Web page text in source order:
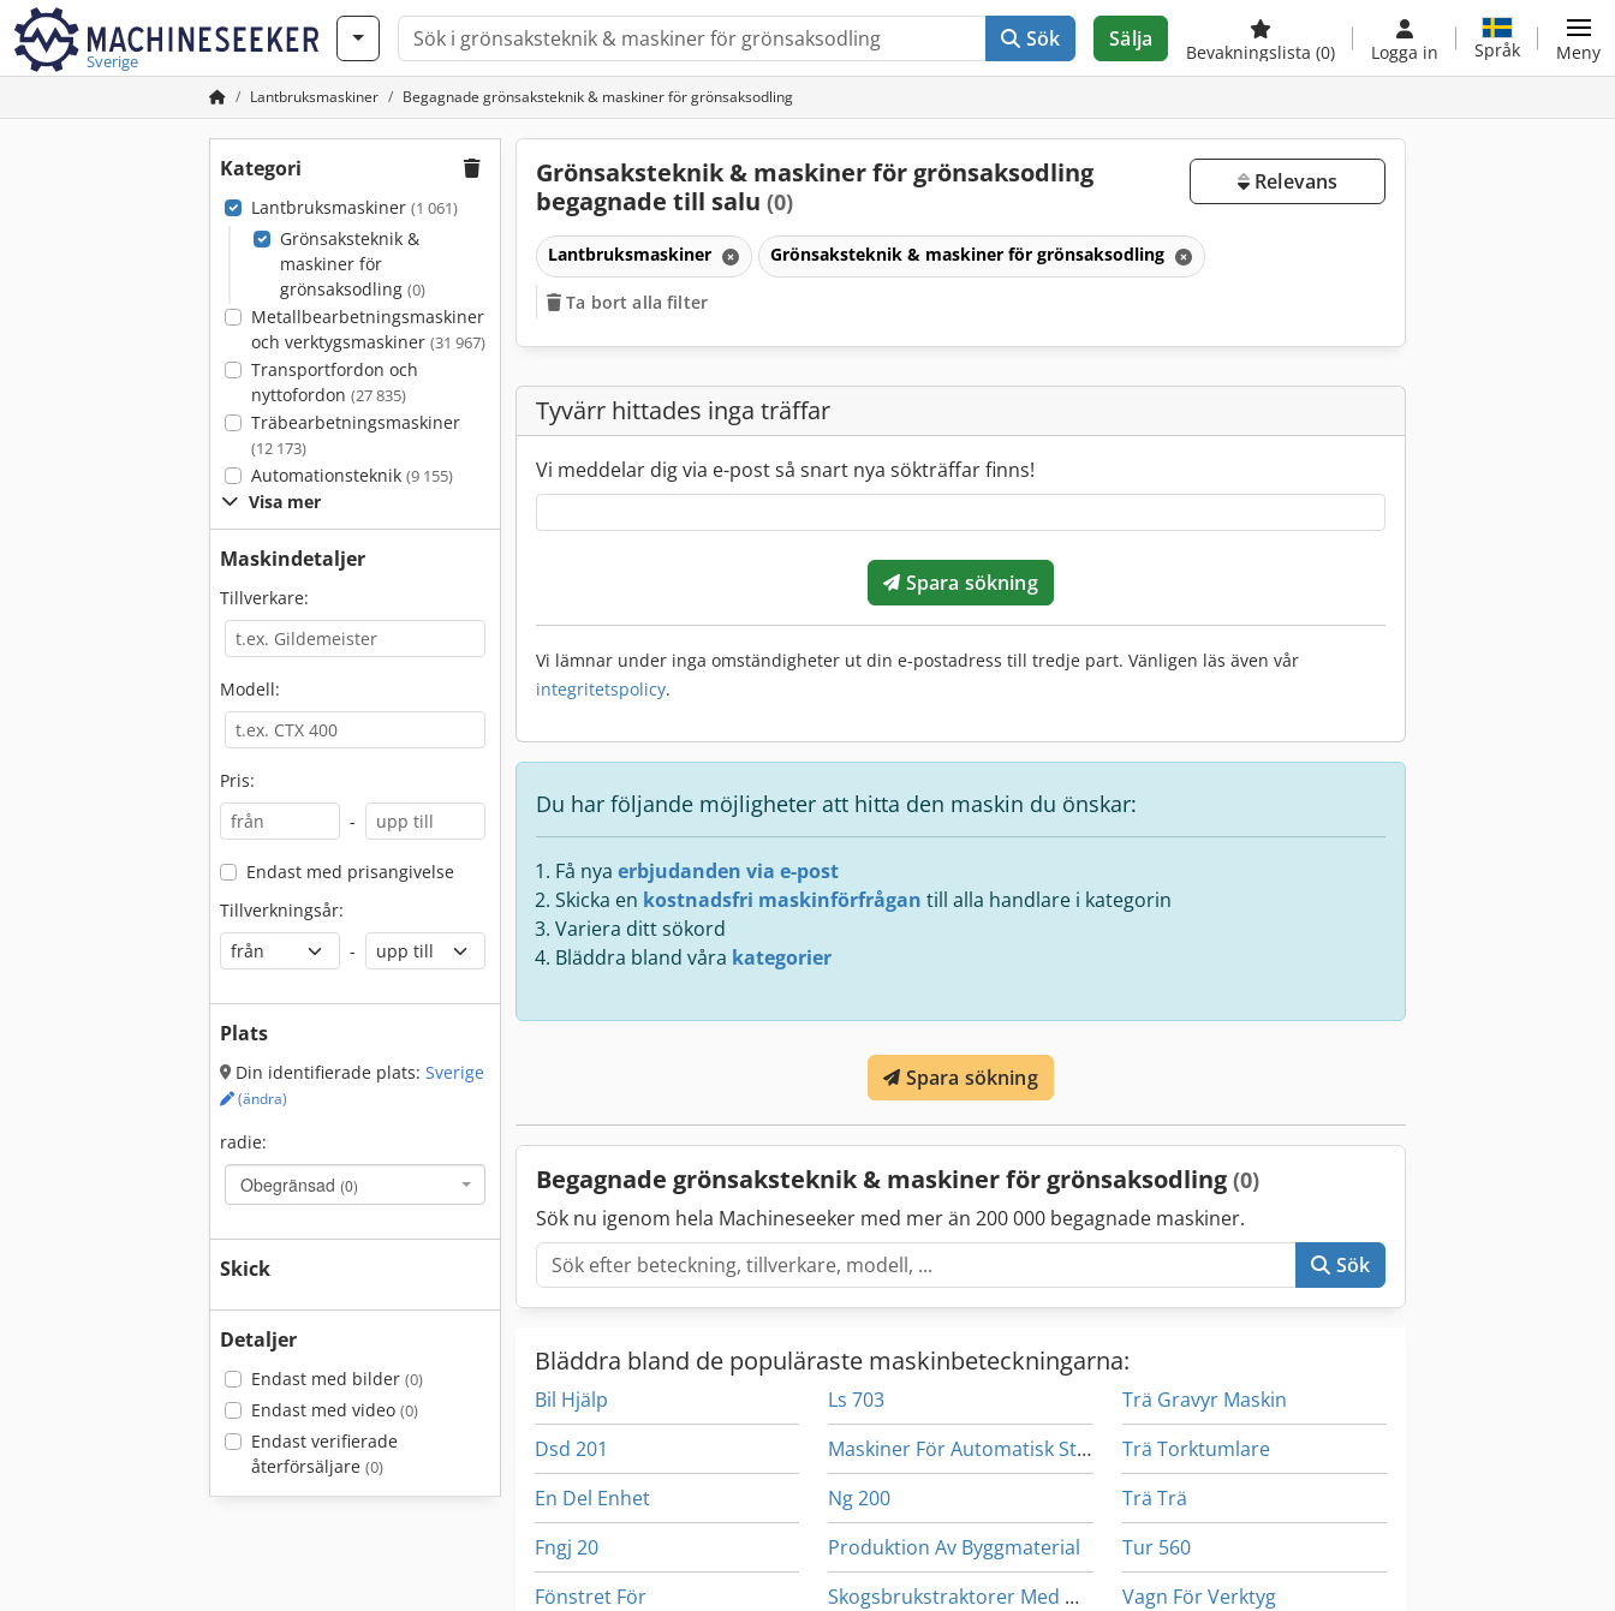
Sverige
Sök Sälja
Bevakningslista (0) Logga in Språk Meny
Lantbruksmaskiner Begagnade grönsaksteknik & maskiner för grönsaksodling
Kategori
Lantbruksmaskiner (1 061)
Grönsaksteknik &
maskiner för
grönsaksodling (0)
Metallbearbetningsmaskiner
och verktygsmaskiner (31 967)
Transportfordon och
nyttofordon (27 835)
Träbearbetningsmaskiner
(12 173)
Automationsteknik (9 155)
Visa mer
Maskindetaljer
Tillverkare:
Modell:
Pris:
-
Endast med prisangivelse
Tillverkningsår:
-
Plats
Din identifierade plats: Sverige
(ändra)
radie:
Obegränsad (0)
Skick
Detaljer
Endast med bilder (0)
Endast med video (0)
Endast verifierade
återförsäljare (0)
Grönsaksteknik & maskiner för grönsaksodling
begagnade till salu (0)
Relevans
Lantbruksmaskiner Grönsaksteknik & maskiner för grönsaksodling
Ta bort alla filter
Tyvärr hittades inga träffar
Vi meddelar dig via e-post så snart nya sökträffar finns!
Spara sökning
Vi lämnar under inga omständigheter ut din e-postadress till tredje part. Vänligen läs även vår
integritetspolicy.
Du har följande möjligheter att hitta den maskin du önskar:
Få nya erbjudanden via e-post
Skicka en kostnadsfri maskinförfrågan till alla handlare i kategorin
Variera ditt sökord
Bläddra bland våra kategorier
Spara sökning
Begagnade grönsaksteknik & maskiner för grönsaksodling (0)
Sök nu igenom hela Machineseeker med mer än 200 000 begagnade maskiner.
Sök
Bläddra bland de populäraste maskinbeteckningarna:
Bil Hjälp
Dsd 201
En Del Enhet
Fngj 20
Fönstret För
Ls 703
Maskiner För Automatisk Stansning
Ng 200
Produktion Av Byggmaterial
Skogsbrukstraktorer Med Hjul
Trä Gravyr Maskin
Trä Torktumlare
Trä Trä
Tur 560
Vagn För Verktyg